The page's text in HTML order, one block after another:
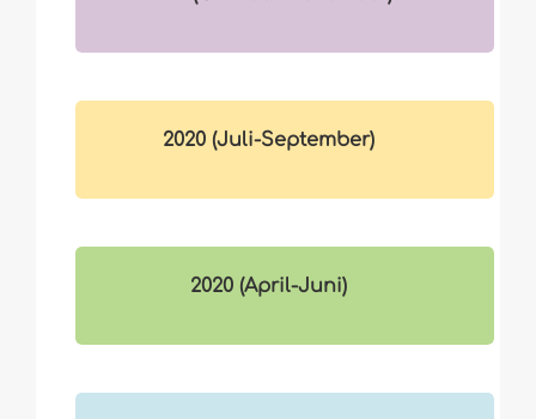
2020 (Juli-September)
2020 (April-Juni)